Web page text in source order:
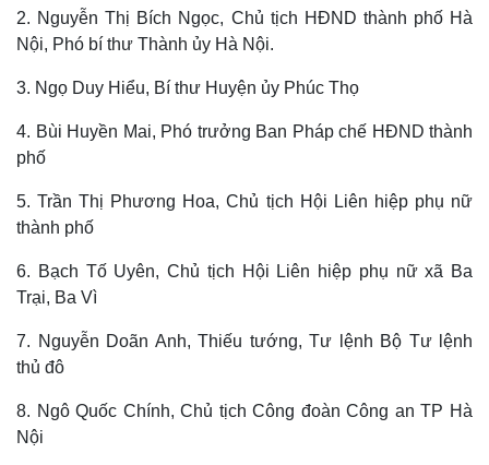
2. Nguyễn Thị Bích Ngọc, Chủ tịch HĐND thành phố Hà
Nội, Phó bí thư Thành ủy Hà Nội.
3. Ngọ Duy Hiểu, Bí thư Huyện ủy Phúc Thọ
4. Bùi Huyền Mai, Phó trưởng Ban Pháp chế HĐND thành
phố
5. Trần Thị Phương Hoa, Chủ tịch Hội Liên hiệp phụ nữ
thành phố
6. Bạch Tố Uyên, Chủ tịch Hội Liên hiệp phụ nữ xã Ba
Trại, Ba Vì
7. Nguyễn Doãn Anh, Thiếu tướng, Tư lệnh Bộ Tư lệnh
thủ đô
8. Ngô Quốc Chính, Chủ tịch Công đoàn Công an TP Hà
Nội